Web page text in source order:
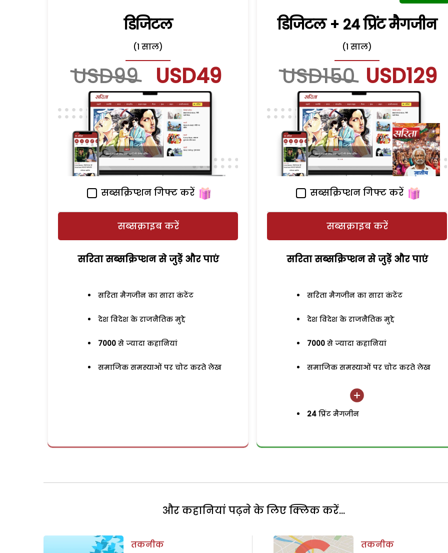
डिजिटल
(1 साल)
USD99 USD49
सब्सक्रिप्शन गिफ्ट करें
सब्सक्राइब करें
सरिता सब्सक्रिप्शन से जुड़ेें और पाएं
सरिता मैगजीन का सारा कंटेंट
देश विदेश के राजनैतिक मुद्दे
7000 से ज्यादा कहानियां
समाजिक समस्याओं पर चोट करते लेख
डिजिटल + 24 प्रिंट मैगजीन
(1 साल)
USD150 USD129
सब्सक्रिप्शन गिफ्ट करें
सब्सक्राइब करें
सरिता सब्सक्रिप्शन से जुड़ेें और पाएं
सरिता मैगजीन का सारा कंटेंट
देश विदेश के राजनैतिक मुद्दे
7000 से ज्यादा कहानियां
समाजिक समस्याओं पर चोट करते लेख
24 प्रिंट मैगजीन
और कहानियां पढ़ने के लिए क्लिक करें...
तकनीक तकनीक